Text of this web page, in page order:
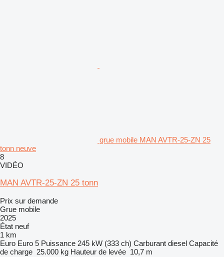
grue mobile MAN AVTR-25-ZN 25
tonn neuve
8
VIDÉO
MAN AVTR-25-ZN 25 tonn
Prix sur demande
Grue mobile
2025
État neuf
1 km
Euro Euro 5 Puissance 245 kW (333 ch) Carburant diesel Capacité
de charge 25.000 kg Hauteur de levée 10,7 m